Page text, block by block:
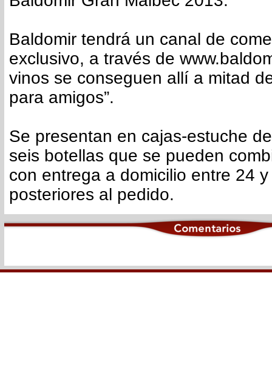
Baldomir tendrá un canal de
exclusivo, a través de
vinos se conseguen allí a mitad
para amigos”.
Se presentan en cajas-estuche
seis botellas que se pueden
con entrega a domicilio entre 24
posteriores al pedido.